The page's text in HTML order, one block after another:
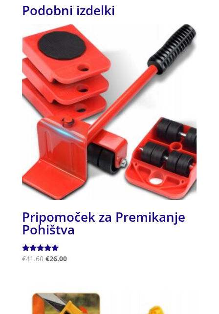
Podobni izdelki
Pripomoček za Premikanje
Pohištva
Ocenjeno
€41.60 €26.00